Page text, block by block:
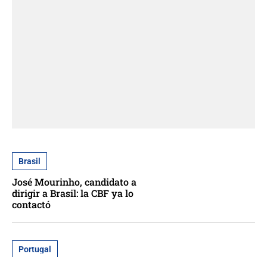
Brasil
José Mourinho, candidato a
dirigir a Brasil: la CBF ya lo
contactó
Portugal